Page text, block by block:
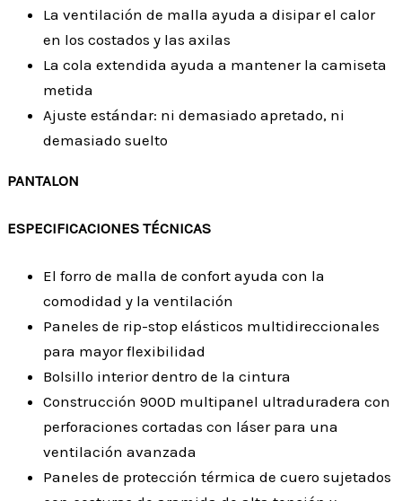
La ventilación de malla ayuda a disipar el calor
en los costados y las axilas
La cola extendida ayuda a mantener la camiseta
metida
Ajuste estándar: ni demasiado apretado, ni
demasiado suelto
PANTALON
ESPECIFICACIONES TÉCNICAS
El forro de malla de confort ayuda con la
comodidad y la ventilación
Paneles de rip-stop elásticos multidireccionales
para mayor flexibilidad
Bolsillo interior dentro de la cintura
Construcción 900D multipanel ultraduradera con
perforaciones cortadas con láser para una
ventilación avanzada
Paneles de protección térmica de cuero sujetados